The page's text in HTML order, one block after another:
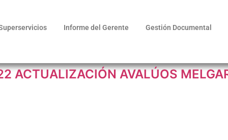
Informe del Gerente Gestión Documental
ACTUALIZACIÓN AVALÚOS